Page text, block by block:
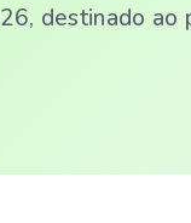
destinado ao